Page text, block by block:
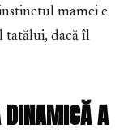
mamei e
tatălui, dacă îl
DINAMICĂ A